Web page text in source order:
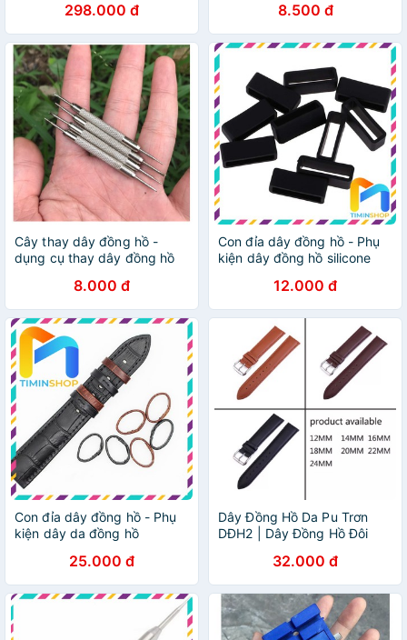
298.000 đ 8.500 đ
Cây thay dây đồng hồ -
dụng cụ thay dây đồng hồ
8.000 đ
Con đỉa dây đồng hồ - Phụ
kiện dây đồng hồ silicone
12.000 đ
Con đỉa dây đồng hồ - Phụ
kiện dây da đồng hồ
25.000 đ
Dây Đồng Hồ Da Pu Trơn
DĐH2 | Dây Đồng Hồ Đôi
32.000 đ